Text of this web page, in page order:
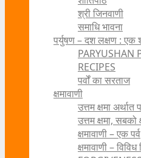
श्री जिनवाणी
समाधि भावना
पर्युषण – दश लक्षण : एक
PARYUSHAN
RECIPES
पर्वों का सरताज
क्षमावाणी
उत्तम क्षमा अर्थात
उत्तम क्षमा, सबको
क्षमावाणी – एक पर्व
क्षमावाणी – विविध